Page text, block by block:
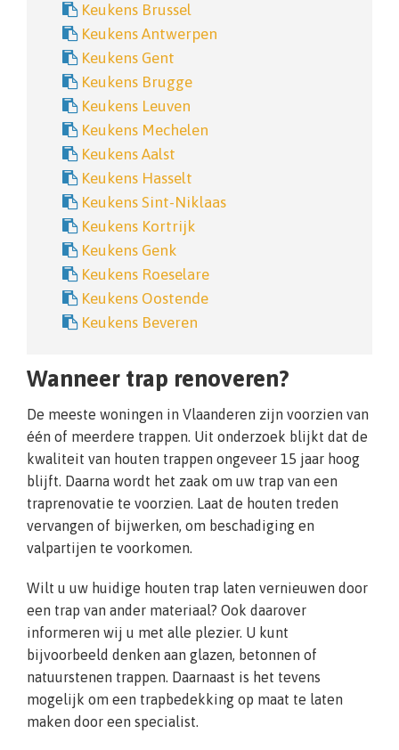
Keukens Brussel
Keukens Antwerpen
Keukens Gent
Keukens Brugge
Keukens Leuven
Keukens Mechelen
Keukens Aalst
Keukens Hasselt
Keukens Sint-Niklaas
Keukens Kortrijk
Keukens Genk
Keukens Roeselare
Keukens Oostende
Keukens Beveren
Wanneer trap renoveren?
De meeste woningen in Vlaanderen zijn voorzien van
één of meerdere trappen. Uit onderzoek blijkt dat de
kwaliteit van houten trappen ongeveer 15 jaar hoog
blijft. Daarna wordt het zaak om uw trap van een
traprenovatie te voorzien. Laat de houten treden
vervangen of bijwerken, om beschadiging en
valpartijen te voorkomen.
Wilt u uw huidige houten trap laten vernieuwen door
een trap van ander materiaal? Ook daarover
informeren wij u met alle plezier. U kunt
bijvoorbeeld denken aan glazen, betonnen of
natuurstenen trappen. Daarnaast is het tevens
mogelijk om een trapbedekking op maat te laten
maken door een specialist.